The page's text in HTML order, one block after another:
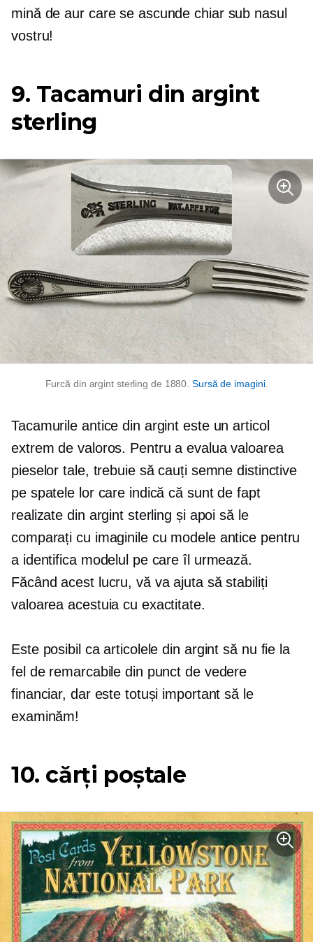
mină de aur care se ascunde chiar sub nasul
vostru!
9. Tacamuri din argint
sterling
Furcă din argint sterling de 1880.Sursă de imagini.
Tacamurile antice din argint este un articol
extrem de valoros. Pentru a evalua valoarea
pieselor tale, trebuie să cauți semne distinctive
pe spatele lor care indică că sunt de fapt
realizate din argint sterling și apoi să le
comparați cu imaginile cu modele antice pentru
a identifica modelul pe care îl urmează.
Făcând acest lucru, vă va ajuta să stabiliți
valoarea acestuia cu exactitate.
Este posibil ca articolele din argint să nu fie la
fel de remarcabile din punct de vedere
financiar, dar este totuși important să le
examinăm!
10. cărți poștale